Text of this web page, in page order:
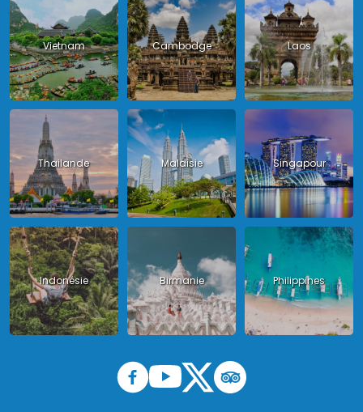
Vietnam Cambodge Laos
Thailande Malaisie Singapour
Indonésie Birmanie Philippines